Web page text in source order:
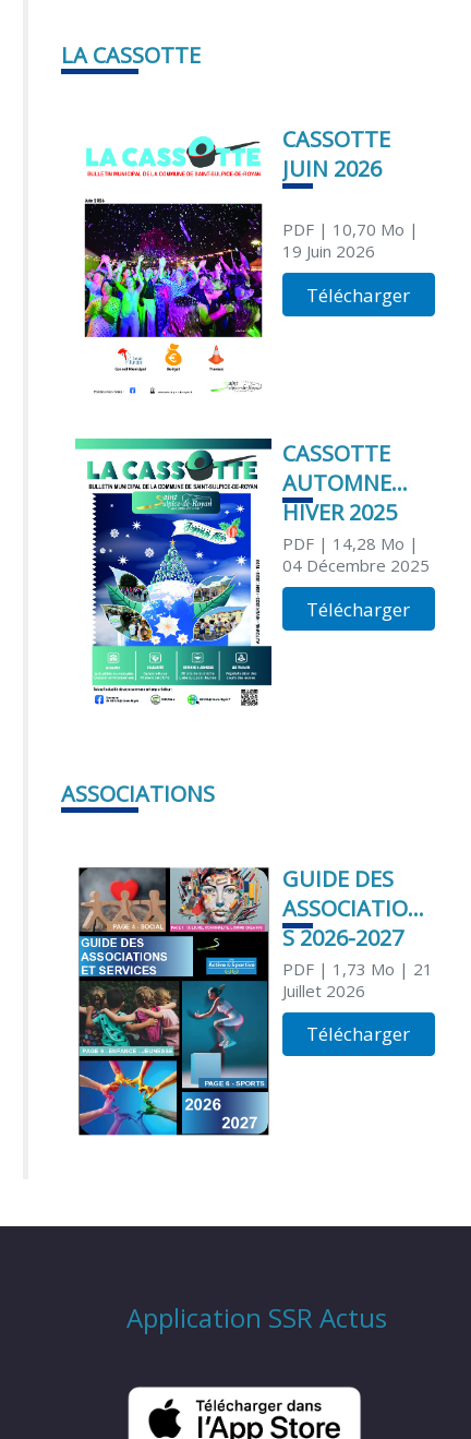
LA CASSOTTE
CASSOTTE
JUIN 2026
PDF| 10,70 Mo |
19 Juin 2026
Télécharger
CASSOTTE
AUTOMNE
HIVER 2025
PDF| 14,28 Mo |
04 Décembre 2025
Télécharger
ASSOCIATIONS
GUIDE DES
ASSOCIATION
S 2026-2027
PDF| 1,73 Mo | 21
Juillet 2026
Télécharger
Application SSR Actus